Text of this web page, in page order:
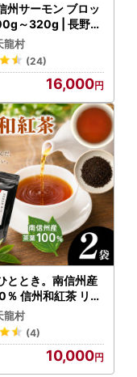
州サーモン ブロッ
～320g | 長野県
龍村
(24)
16,000
ととき。南信州産
％ 信州和紅茶 リー
龍村
(4)
10,000